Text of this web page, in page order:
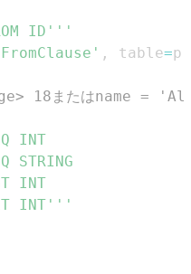
ID'''
, table=p
18またはname =
INT'''